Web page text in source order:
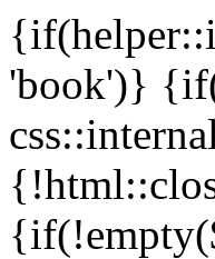
'book')}